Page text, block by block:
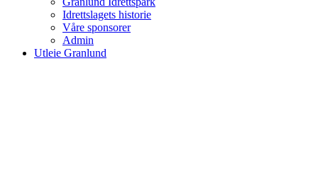
Idrettslagets historie
Våre sponsorer
Admin
Utleie Granlund